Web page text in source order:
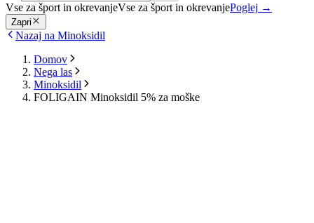
Vse za šport in okrevanjeVse za šport in okrevanjePoglej →
Zapri
Nazaj na Minoksidil
Domov
Nega las
Minoksidil
FOLIGAIN Minoksidil 5% za moške